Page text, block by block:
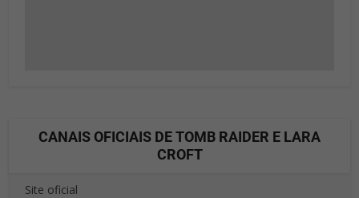
CANAIS OFICIAIS DE TOMB RAIDER E LARA
CROFT
Site oficial